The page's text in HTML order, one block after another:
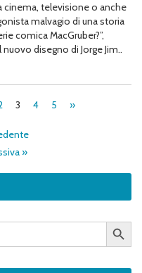
cinema, televisione o anche
malvagio di una storia
comica MacGruber?”,
disegno di Jorge Jim..
3 4 5 »
»
Search Button